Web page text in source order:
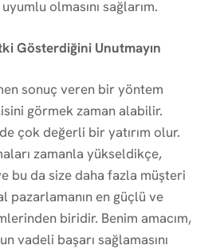
olmasını sağlarım.
Gösterdiğini Unutmayın
sonuç veren bir yöntem
görmek zaman alabilir.
çok değerli bir yatırım olur.
zamanla yükseldikçe,
bu da size daha fazla müşteri
pazarlamanın en güçlü ve
biridir. Benim amacım,
vadeli başarı sağlamasını